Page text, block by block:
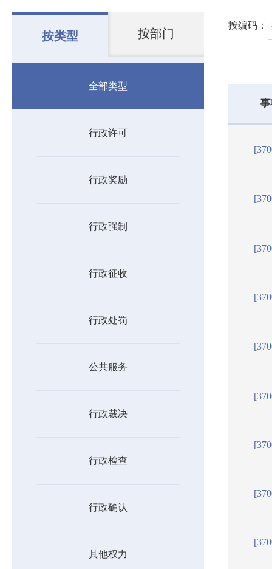
按类型 按部门
全部类型
行政许可
行政奖励
行政强制
行政征收
行政处罚
公共服务
行政裁决
行政检查
行政确认
其他权力
按编码：
事